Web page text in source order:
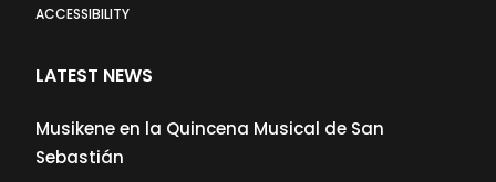
ACCESSIBILITY
LATEST NEWS
Musikene en la Quincena Musical de San
Sebastián